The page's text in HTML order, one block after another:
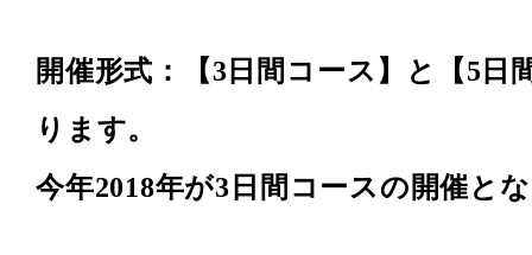
開催形式：【3日間コース】と【5日
ります。
今年2018年が3日間コースの開催と